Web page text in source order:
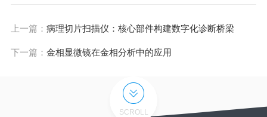
上一篇： 病理切片扫描仪：核心部件构建数字化诊断桥梁
下一篇： 金相显微镜在金相分析中的应用
SCROLL